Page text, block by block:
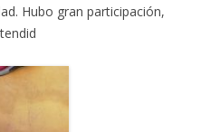
Hubo gran participación,